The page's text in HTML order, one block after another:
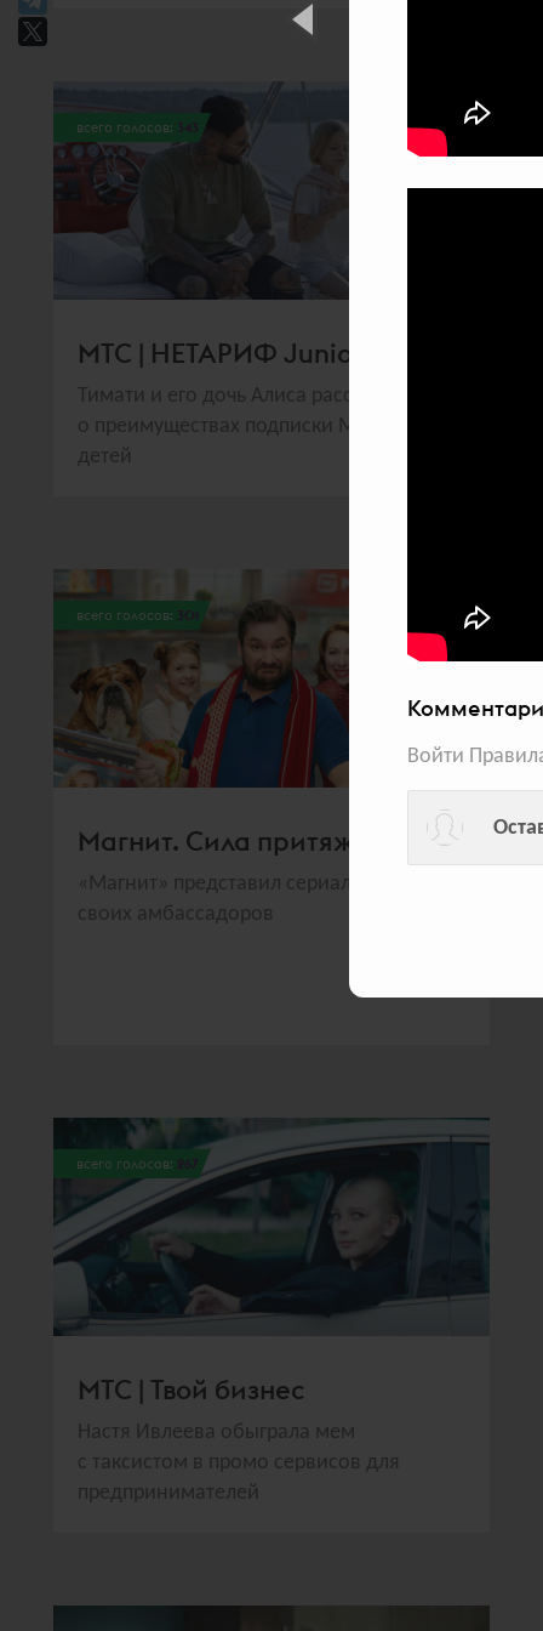
Войти
всего голосов: 343
МТС | НЕТАРИФ Junior
Тимати и его дочь Алиса рассказали
о преимуществах подписки МТС для
детей
всего голосов: 301
Магнит. Сила притяжения
«Магнит» представил сериал о жизни
своих амбассадоров
всего голосов: 267
МТС | Твой бизнес
Настя Ивлеева обыграла мем
с таксистом в промо сервисов для
предпринимателей